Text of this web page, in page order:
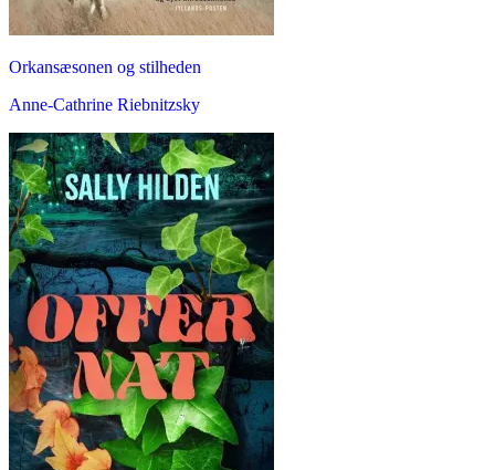
Orkansæsonen og stilheden
Anne-Cathrine Riebnitzsky